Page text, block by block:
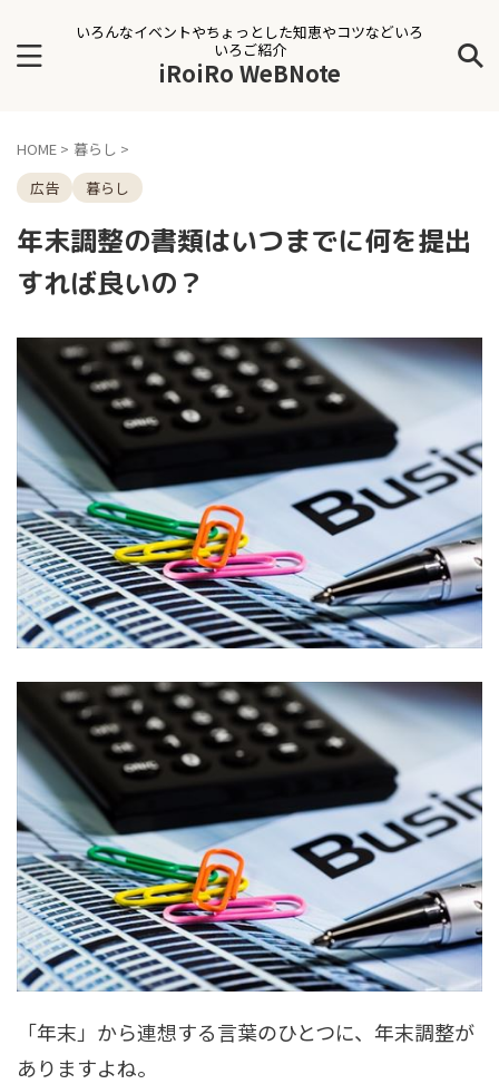
いろんなイベントやちょっとした知恵やコツなどいろ
いろご紹介
iRoiRo WeBNote
HOME > 暮らし >
広告
暮らし
年末調整の書類はいつまでに何を提出
すれば良いの？
「年末」から連想する言葉のひとつに、年末調整が
ありますよね。